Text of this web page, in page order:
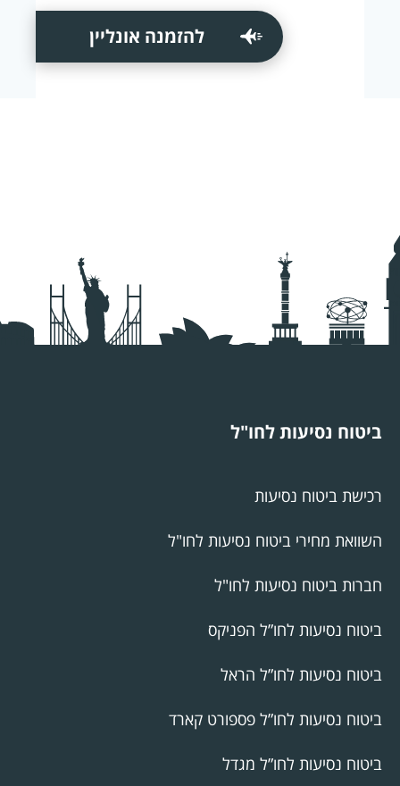
להזמנה אונליין
ביטוח נסיעות לחו"ל
רכישת ביטוח נסיעות
השוואת מחירי ביטוח נסיעות לחו"ל
חברות ביטוח נסיעות לחו"ל
ביטוח נסיעות לחו”ל הפניקס
ביטוח נסיעות לחו”ל הראל
ביטוח נסיעות לחו”ל פספורט קארד
ביטוח נסיעות לחו”ל מגדל